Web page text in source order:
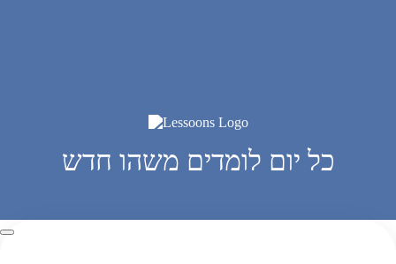
כל יום לומדים משהו חדש